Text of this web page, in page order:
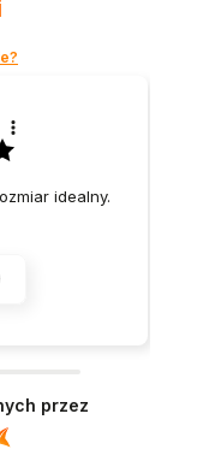
idealny.
przez